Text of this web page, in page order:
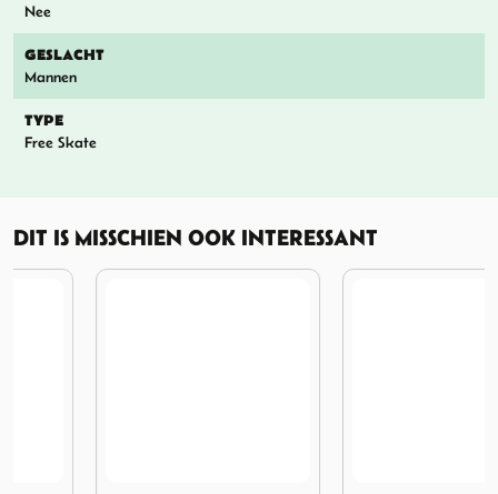
Nee
GESLACHT
Mannen
TYPE
Free Skate
DIT IS MISSCHIEN OOK INTERESSANT